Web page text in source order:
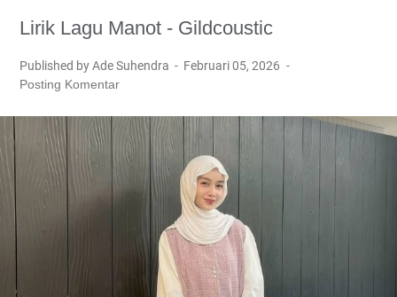
Lirik Lagu Manot - Gildcoustic
Published by Ade Suhendra
Februari 05, 2026
Posting Komentar